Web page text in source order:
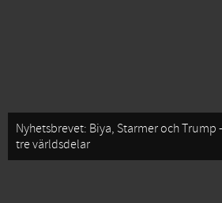
Nyhetsbrevet: Biya, Starmer och Trump
tre världsdelar